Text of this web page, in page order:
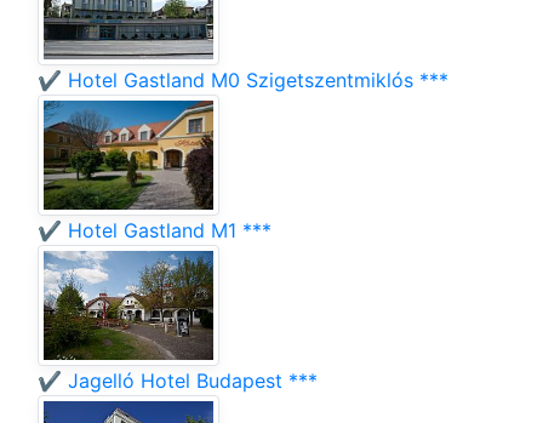
✔️ Hotel Gastland M0 Szigetszentmiklós ***
✔️ Hotel Gastland M1 ***
✔️ Jagelló Hotel Budapest ***